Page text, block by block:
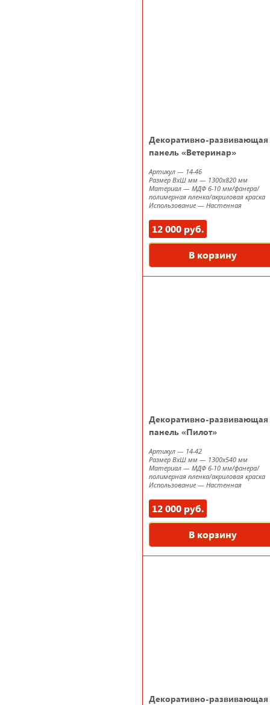
Декоративно-развивающая
панель «Ветеринар»
Артикул — 14-46
Размер ВxШ мм — 1300х820 мм
Материал — МДФ 6-10 мм/фанера/
полимерная пленка/акриловая краска
Использование — Настенная
12 000 руб.
В корзину
Декоративно-развивающая
панель «Пилот»
Артикул — 14-42
Размер ВxШ мм — 1300х540 мм
Материал — МДФ 6-10 мм/фанера/
полимерная пленка/акриловая краска
Использование — Настенная
12 000 руб.
В корзину
Декоративно-развивающая